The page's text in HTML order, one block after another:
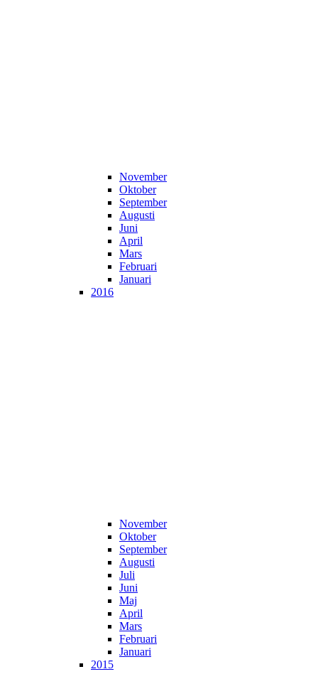
November
Oktober
September
Augusti
Juni
April
Mars
Februari
Januari
2016
November
Oktober
September
Augusti
Juli
Juni
Maj
April
Mars
Februari
Januari
2015